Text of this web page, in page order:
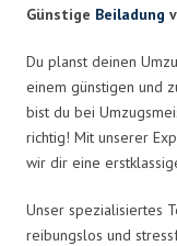
Günstige Beiladung
Du planst deinen
einem günstigen und
bist du bei
richtig! Mit unserer
wir dir eine
Unser spezialisiertes
reibungslos und